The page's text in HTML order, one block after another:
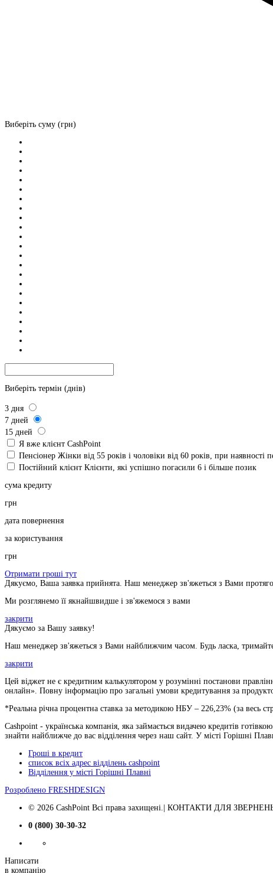
Виберіть суму (грн)
Виберіть термін (днів)
3 дня
7 дней
15 дней
Я вже клієнт CashPoint
Пенсіонер Жінки від 55 років і чоловіки від 60 років, при наявності
Постійний клієнт Клієнти, які успішно погасили 6 і більше позик
сума кредиту
грн
дата повернення
за користування
грн
Отримати гроші тут
Дякуємо, Ваша заявка прийнята. Наш менеджер зв'яжеться з Вами
Ми розглянемо її якнайшвидше і зв'яжемося з вами
закрити
Дякуємо за Вашу заявку!
Наш менеджер зв'яжеться з Вами найближчим часом. Будь ласка,
закрити
Цей віджет не є кредитним калькулятором у розумінні постанови
онлайн». Повну інформацію про загальні умови кредитування за
*Реальна річна процентна ставка за методикою НБУ – 226,23% (за весь
Cashpoint - українська компанія, яка займається видачею кредитів
знайти найближче до вас відділення через наш сайт. У місті Горішні
Гроші в кредит
список всіх адрес відділень cashpoint
Відділення у місті Горішні Плавні
Розроблено FRESHDESIGN
© 2026 CashPoint Всі права захищені.| КОНТАКТИ ДЛЯ ЗВЕРНЕНЬ:
0 (800) 30-30-32
Написати
в компанію